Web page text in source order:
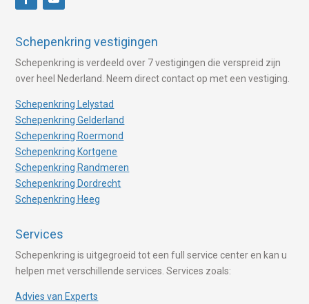
Schepenkring vestigingen
Schepenkring is verdeeld over 7 vestigingen die verspreid zijn
over heel Nederland. Neem direct contact op met een vestiging.
Schepenkring Lelystad
Schepenkring Gelderland
Schepenkring Roermond
Schepenkring Kortgene
Schepenkring Randmeren
Schepenkring Dordrecht
Schepenkring Heeg
Services
Schepenkring is uitgegroeid tot een full service center en kan u
helpen met verschillende services. Services zoals:
Advies van Experts